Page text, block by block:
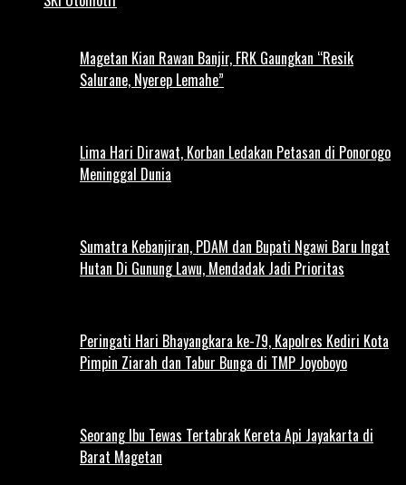
Magetan Kian Rawan Banjir, FRK Gaungkan “Resik
Salurane, Nyerep Lemahe”
Lima Hari Dirawat, Korban Ledakan Petasan di Ponorogo
Meninggal Dunia
Sumatra Kebanjiran, PDAM dan Bupati Ngawi Baru Ingat
Hutan Di Gunung Lawu, Mendadak Jadi Prioritas
Peringati Hari Bhayangkara ke-79, Kapolres Kediri Kota
Pimpin Ziarah dan Tabur Bunga di TMP Joyoboyo
Seorang Ibu Tewas Tertabrak Kereta Api Jayakarta di
Barat Magetan